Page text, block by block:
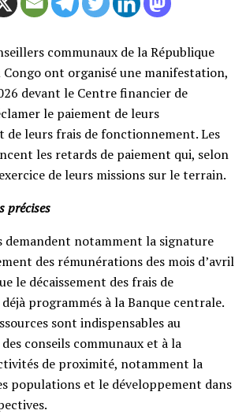
communaux de la République
Congo ont organisé une manifestation,
devant le Centre financier de
le paiement de leurs
de leurs frais de fonctionnement. Les
les retards de paiement qui, selon
de leurs missions sur le terrain.
précises
demandent notamment la signature
des rémunérations des mois d’avril
le décaissement des frais de
programmés à la Banque centrale.
sont indispensables au
conseils communaux et à la
de proximité, notamment la
populations et le développement dans